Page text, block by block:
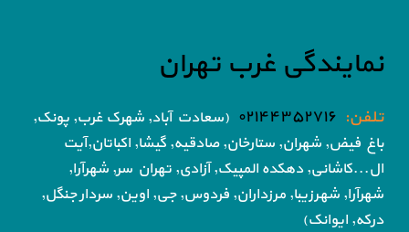
نمایندگی غرب تهران
تلفن: ۰۲۱۴۴۳۵۲۷۱۶ (سعادت آباد, شهرک غرب, پونک,
باغ فیض, شهران, ستارخان, صادقیه, گیشا, اکباتان,آیت
ال...کاشانی, دهکده المپیک, آزادی, تهران سر, شهرآرا,
شهرآرا, شهرزیبا, مرزداران, فردوس, جی, اوین, سردار جنگل,
درکه, ایوانک)